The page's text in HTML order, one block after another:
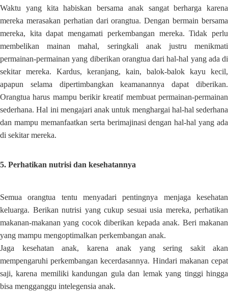
Waktu yang kita habiskan bersama anak sangat berharga karena
mereka merasakan perhatian dari orangtua. Dengan bermain bersama
mereka, kita dapat mengamati perkembangan mereka. Tidak perlu
membelikan mainan mahal, seringkali anak justru menikmati
permainan-permainan yang diberikan orangtua dari hal-hal yang ada di
sekitar mereka. Kardus, keranjang, kain, balok-balok kayu kecil,
apapun selama dipertimbangkan keamanannya dapat diberikan.
Orangtua harus mampu berikir kreatif membuat permainan-permainan
sederhana. Hal ini mengajari anak untuk menghargai hal-hal sederhana
dan mampu memanfaatkan serta berimajinasi dengan hal-hal yang ada
di sekitar mereka.
5. Perhatikan nutrisi dan kesehatannya
Semua orangtua tentu menyadari pentingnya menjaga kesehatan
keluarga. Berikan nutrisi yang cukup sesuai usia mereka, perhatikan
makanan-makanan yang cocok diberikan kepada anak. Beri makanan
yang mampu mengoptimalkan perkembangan anak.
Jaga kesehatan anak, karena anak yang sering sakit akan
mempengaruhi perkembangan kecerdasannya. Hindari makanan cepat
saji, karena memiliki kandungan gula dan lemak yang tinggi hingga
bisa mengganggu intelegensia anak.